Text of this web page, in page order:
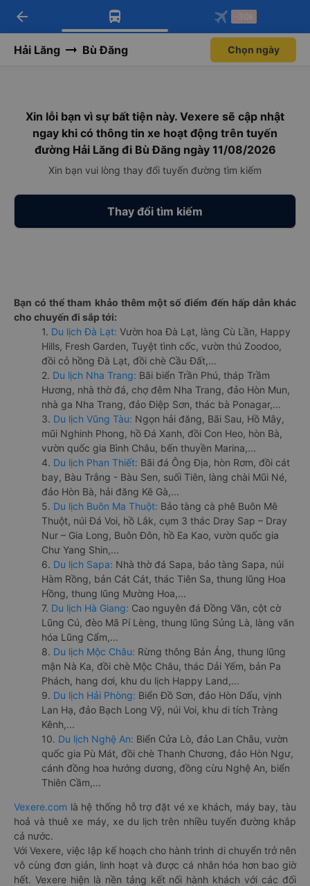
Tải app Vexere ngay!
Nhận ưu đãi thành viên độc
Mở app
Tải app Vexere
-30k/ghế khi đặt vé máy bay qua
Mở app
arrow_back -30k
Hải Lăng Bù Đăng Chọn ngày
Xin lỗi bạn vì sự bất tiện này. Vexere sẽ cập nhật
ngay khi có thông tin xe hoạt động trên tuyến
đường Hải Lăng đi Bù Đăng ngày 11/08/2026
Xin bạn vui lòng thay đổi tuyến đường tìm kiếm
Thay đổi tìm kiếm
Bạn có thể tham khảo thêm một số điểm đến hấp dẫn khác
cho chuyến đi sắp tới:
1. Du lịch Đà Lạt: Vườn hoa Đà Lạt, làng Cù Lần, Happy
Hills, Fresh Garden, Tuyệt tình cốc, vườn thú Zoodoo,
đồi cỏ hồng Đà Lạt, đồi chè Cầu Đất,...
2. Du lịch Nha Trang: Bãi biển Trần Phú, tháp Trầm
Hương, nhà thờ đá, chợ đêm Nha Trang, đảo Hòn Mun,
nhà ga Nha Trang, đảo Điệp Sơn, thác bà Ponagar,...
3. Du lịch Vũng Tàu: Ngọn hải đăng, Bãi Sau, Hồ Mây,
mũi Nghinh Phong, hồ Đá Xanh, đồi Con Heo, hòn Bà,
vườn quốc gia Bình Châu, bến thuyền Marina,...
4. Du lịch Phan Thiết: Bãi đá Ông Địa, hòn Rơm, đồi cát
bay, Bàu Trắng - Bàu Sen, suối Tiên, làng chài Mũi Né,
đảo Hòn Bà, hải đăng Kê Gà,...
5. Du lịch Buôn Ma Thuột: Bảo tàng cà phê Buôn Mê
Thuột, núi Đá Voi, hồ Lắk, cụm 3 thác Dray Sap – Dray
Nur – Gia Long, Buôn Đôn, hồ Ea Kao, vườn quốc gia
Chư Yang Shin,...
6. Du lịch Sapa: Nhà thờ đá Sapa, bảo tàng Sapa, núi
Hàm Rồng, bản Cát Cát, thác Tiên Sa, thung lũng Hoa
Hồng, thung lũng Mường Hoa,...
7. Du lịch Hà Giang: Cao nguyên đá Đồng Văn, cột cờ
Lũng Cú, đèo Mã Pí Lèng, thung lũng Sủng Là, làng văn
hóa Lũng Cẩm,...
8. Du lịch Mộc Châu: Rừng thông Bản Áng, thung lũng
mận Nà Ka, đồi chè Mộc Châu, thác Dải Yếm, bản Pa
Phách, hang dơi, khu du lịch Happy Land,...
9. Du lịch Hải Phòng: Biển Đồ Sơn, đảo Hòn Dấu, vịnh
Lan Hạ, đảo Bạch Long Vỹ, núi Voi, khu di tích Tràng
Kênh,...
10. Du lịch Nghệ An: Biển Cửa Lò, đảo Lan Châu, vườn
quốc gia Pù Mát, đồi chè Thanh Chương, đảo Hòn Ngư,
cánh đồng hoa hướng dương, đồng cừu Nghệ An, biển
Thiên Cầm,...
Vexere.com là hệ thống hỗ trợ đặt vé xe khách, máy bay, tàu
hoả và thuê xe máy, xe du lịch trên nhiều tuyến đường khắp
cả nước.
Với Vexere, việc lập kế hoạch cho hành trình di chuyển trở nên
vô cùng đơn giản, linh hoạt và được cá nhân hóa hơn bao giờ
hết. Vexere hiện là nền tảng kết nối hành khách với các đối